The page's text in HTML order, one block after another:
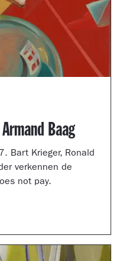
Baag
Bart Krieger, Ronald
verkennen de
not pay.